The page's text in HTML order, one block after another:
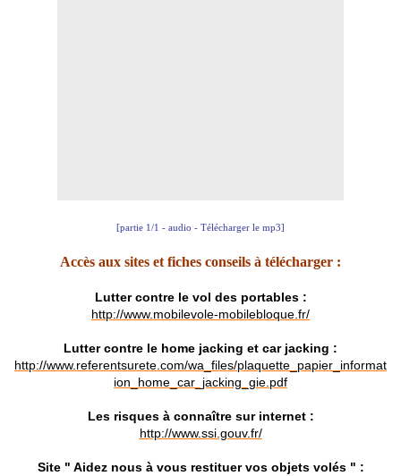
[partie 1/1 - audio - Télécharger le mp3]
Accès aux sites et fiches conseils à télécharger :
Lutter contre le vol des portables :
http://www.mobilevole-mobilebloque.fr/
Lutter contre le home jacking et car jacking :
http://www.referentsurete.com/wa_files/plaquette_papier_informat
ion_home_car_jacking_gie.pdf
Les risques à connaître sur internet :
http://www.ssi.gouv.fr/
Site " Aidez nous à vous restituer vos objets volés " :